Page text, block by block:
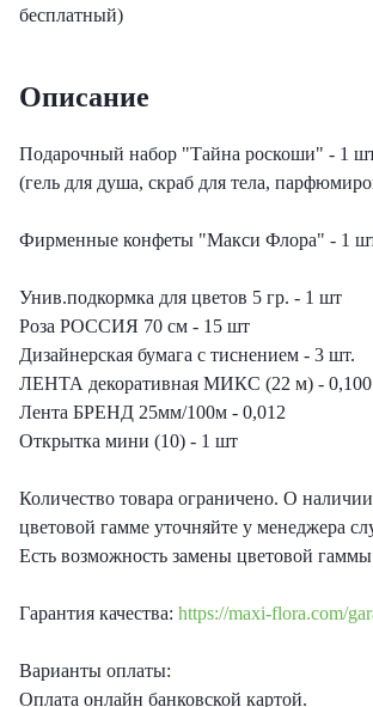
с лизиантусами
с тюльпанами
бесплатный)
Описание
Подарочный набор "Тайна роскоши" - 1
(гель для душа, скраб для тела,
Фирменные конфеты "Макси Флора" - 1
Унив.подкормка для цветов 5 гр. - 1 шт
Роза РОССИЯ 70 см - 15 шт
Дизайнерская бумага с тиснением - 3 шт.
ЛЕНТА декоративная МИКС (22 м) - 0,100
Лента БРЕНД 25мм/100м - 0,012
Открытка мини (10) - 1 шт
Количество товара ограничено. О
цветовой гамме уточняйте у менеджера
Есть возможность замены цветовой
Гарантия качества: https://maxi-flora.com/
Варианты оплаты:
Оплата онлайн банковской картой.